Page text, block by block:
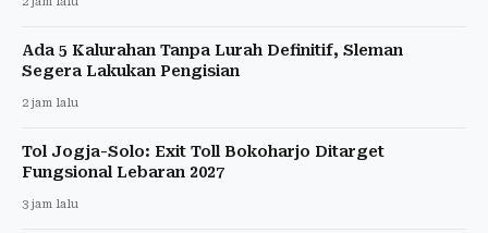
Ada 5 Kalurahan Tanpa Lurah Definitif, Sleman
Segera Lakukan Pengisian
2 jam lalu
Tol Jogja-Solo: Exit Toll Bokoharjo Ditarget
Fungsional Lebaran 2027
3 jam lalu